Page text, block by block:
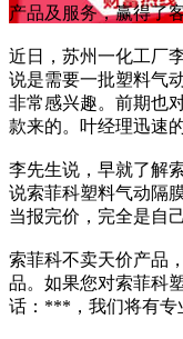
产品及服务，赢得了
近日，苏州一化工厂
说是需要一批塑料气
非常感兴趣。前期也
款来的。叶经理迅速
李先生说，早就了解
说索菲科塑料气动隔
当报完价，完全是自
索菲科不卖天价产品
品。如果您对索菲科
话：***，我们将有专